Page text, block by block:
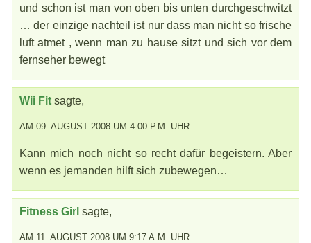
und schon ist man von oben bis unten durchgeschwitzt
… der einzige nachteil ist nur dass man nicht so frische
luft atmet , wenn man zu hause sitzt und sich vor dem
fernseher bewegt
Wii Fit sagte,
AM 09. AUGUST 2008 UM 4:00 P.M. UHR
Kann mich noch nicht so recht dafür begeistern. Aber
wenn es jemanden hilft sich zubewegen…
Fitness Girl sagte,
AM 11. AUGUST 2008 UM 9:17 A.M. UHR